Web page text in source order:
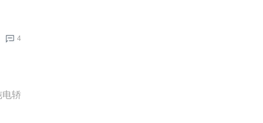
4
电轿